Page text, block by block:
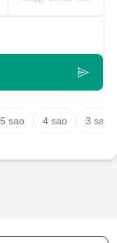
5 sao 4 sao
3 sao